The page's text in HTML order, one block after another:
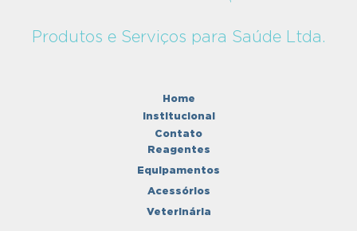
Produtos e Serviços para Saúde Ltda.
Home
Institucional
Contato
Reagentes
Equipamentos
Acessórios
Veterinária